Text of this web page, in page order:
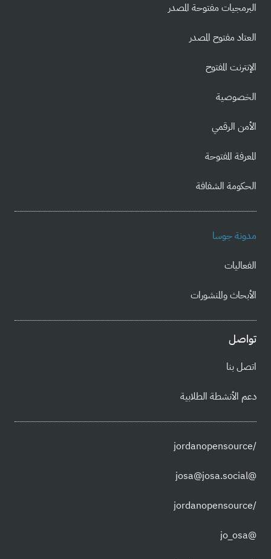
البرمجيات مفتوحة المصدر
العتاد مفتوح المصدر
الإنترنت المفتوح
الخصوصية
الأمن الرقمي
المعرفة المفتوحة
الحكومة الشفافة
مدونة جوسا
الفعاليات
الأبحاث والمنشورات
تواصل
اتصل بنا
دعم الأنشطة الطلابية
/jordanopensource
@josa@josa.social
/jordanopensource
@jo_osa